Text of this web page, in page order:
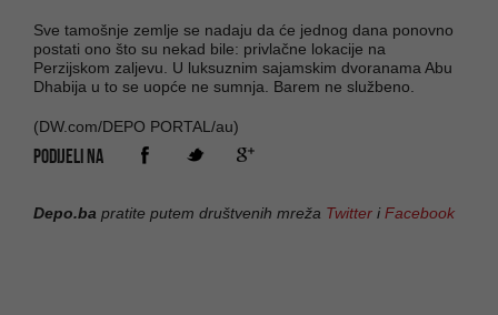
Sve tamošnje zemlje se nadaju da će jednog dana ponovno
postati ono što su nekad bile: privlačne lokacije na
Perzijskom zaljevu. U luksuznim sajamskim dvoranama Abu
Dhabija u to se uopće ne sumnja. Barem ne službeno.
(DW.com/DEPO PORTAL/au)
PODIJELI NA
Depo.ba pratite putem društvenih mreža Twitter iFacebook